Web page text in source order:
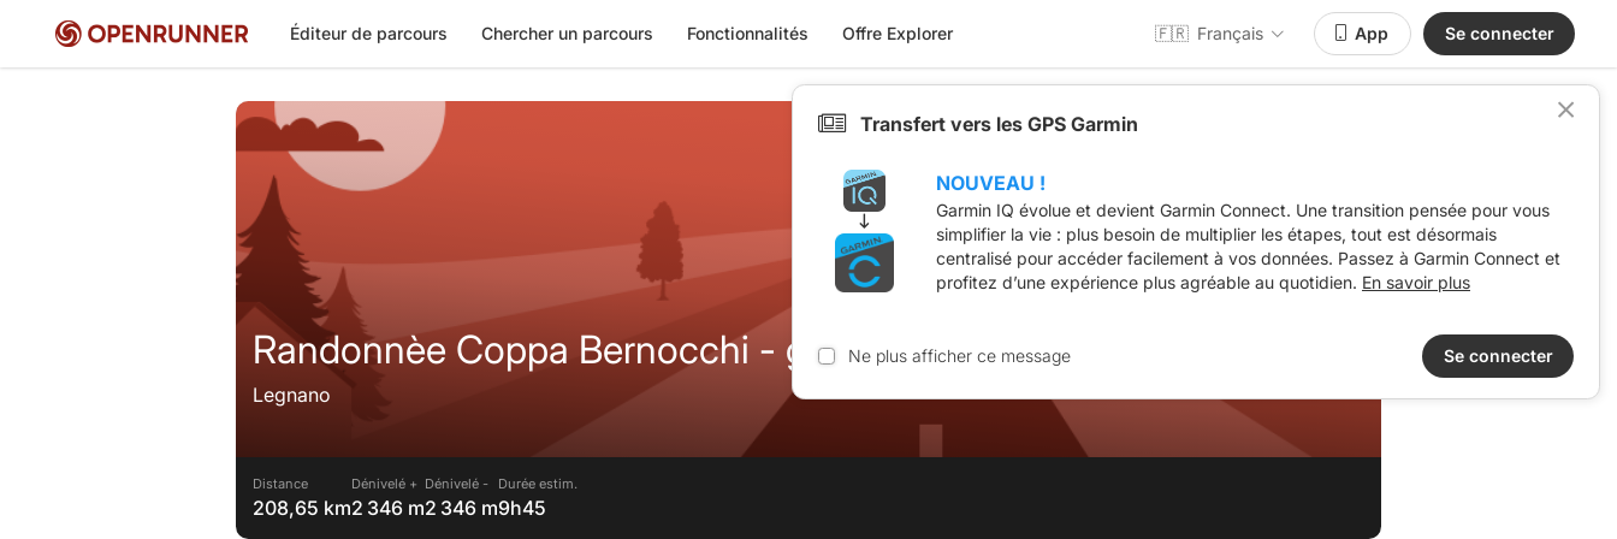
Éditeur de parcours Chercher un parcours Fonctionnalités Offre Explorer 🇫🇷 Français App Se connecter
Randonnèe Coppa Bernocchi - giro del 7 laghi 2022
Legnano
Distance
208,65 km
Dénivelé +
2 346 m
Dénivelé -
2 346 m
Durée estim.
9h45
Transfert vers les GPS Garmin
NOUVEAU !
Garmin IQ évolue et devient Garmin Connect. Une transition pensée pour vous
simplifier la vie : plus besoin de multiplier les étapes, tout est désormais
centralisé pour accéder facilement à vos données. Passez à Garmin Connect et
profitez d’une expérience plus agréable au quotidien. En savoir plus
Ne plus afficher ce message Se connecter